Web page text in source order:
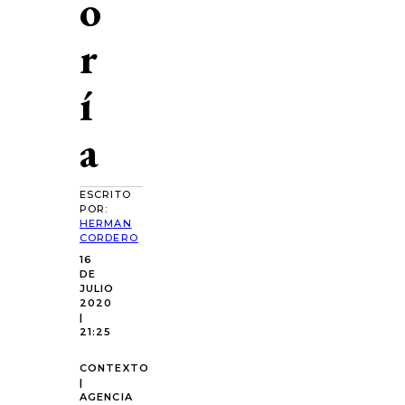
r
í
a
ESCRITO
POR:
HERMAN
CORDERO
16
DE
JULIO
2020
|
21:25
CONTEXTO
|
AGENCIA